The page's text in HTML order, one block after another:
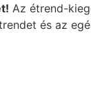
Az étrend-
és az